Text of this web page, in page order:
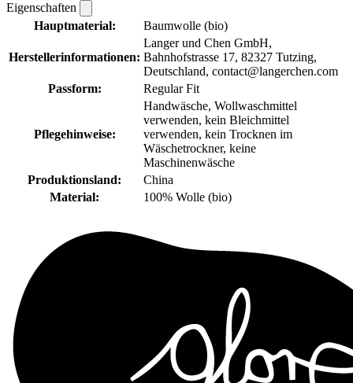
Eigenschaften
Hauptmaterial:
Baumwolle (bio)
Herstellerinformationen:
Langer und Chen GmbH,
Bahnhofstrasse 17, 82327 Tutzing,
Deutschland, contact@langerchen.com
Passform:
Regular Fit
Pflegehinweise:
Handwäsche, Wollwaschmittel
verwenden, kein Bleichmittel
verwenden, kein Trocknen im
Wäschetrockner, keine
Maschinenwäsche
Produktionsland:
China
Material:
100% Wolle (bio)